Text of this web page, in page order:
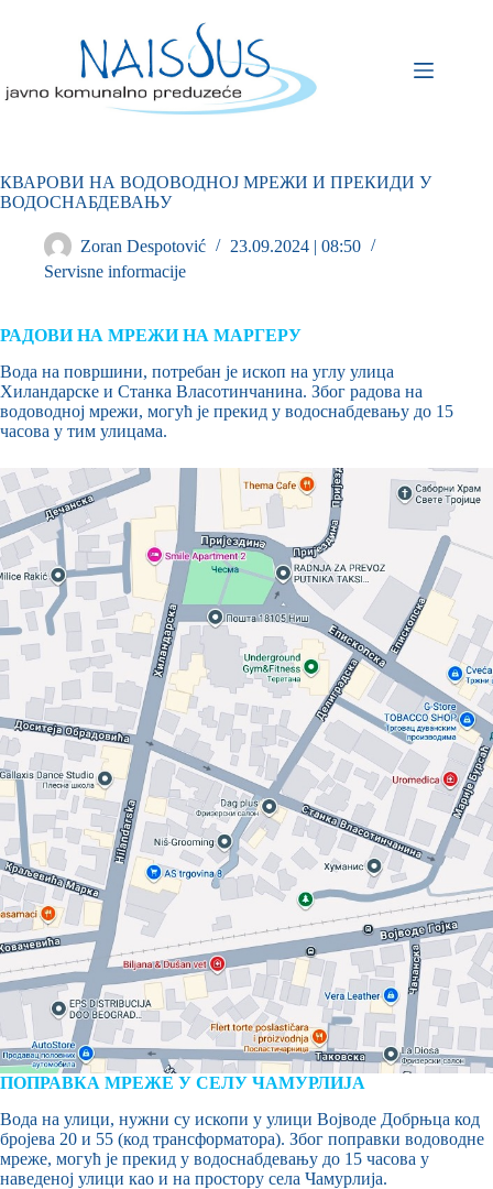
КВАРОВИ НА ВОДОВОДНОЈ МРЕЖИ И ПРЕКИДИ У
ВОДОСНАБДЕВАЊУ
Zoran Despotović
23.09.2024 | 08:50
Servisne informacije
РАДОВИ НА МРЕЖИ НА МАРГЕРУ
Вода на површини, потребан је ископ на углу улица
Хиландарске и Станка Власотинчанина. Због радова на
водоводној мрежи, могућ је прекид у водоснабдевању до 15
часова у тим улицама.
ПОПРАВКА МРЕЖЕ У СЕЛУ ЧАМУРЛИЈА
Вода на улици, нужни су ископи у улици Војводе Добрњца код
бројева 20 и 55 (код трансформатора). Због поправки водоводне
мреже, могућ је прекид у водоснабдевању до 15 часова у
наведеној улици као и на простору села Чамурлија.